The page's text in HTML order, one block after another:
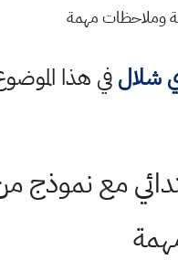
وملاحظات مهمة
شلالفي هذا
مع نموذج